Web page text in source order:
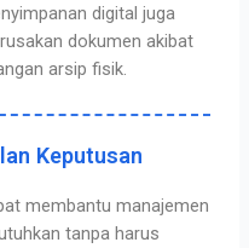
digital juga
dokumen akibat
arsip fisik.
Keputusan
membantu manajemen
tanpa harus